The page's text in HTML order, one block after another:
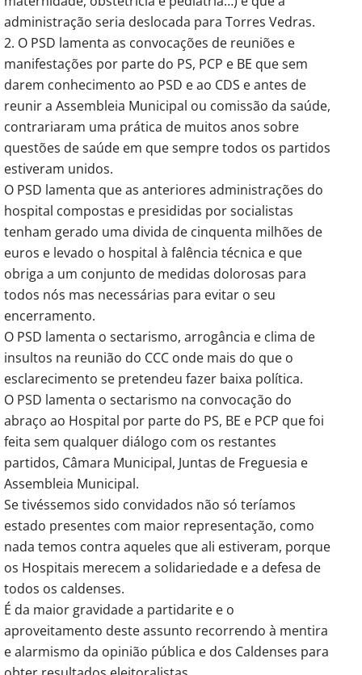
administração seria deslocada para Torres Vedras.
2. O PSD lamenta as convocações de reuniões e
manifestações por parte do PS, PCP e BE que sem
darem conhecimento ao PSD e ao CDS e antes de
reunir a Assembleia Municipal ou comissão da saúde,
contrariaram uma prática de muitos anos sobre
questões de saúde em que sempre todos os partidos
estiveram unidos.
O PSD lamenta que as anteriores administrações do
hospital compostas e presididas por socialistas
tenham gerado uma divida de cinquenta milhões de
euros e levado o hospital à falência técnica e que
obriga a um conjunto de medidas dolorosas para
todos nós mas necessárias para evitar o seu
encerramento.
O PSD lamenta o sectarismo, arrogância e clima de
insultos na reunião do CCC onde mais do que o
esclarecimento se pretendeu fazer baixa política.
O PSD lamenta o sectarismo na convocação do
abraço ao Hospital por parte do PS, BE e PCP que foi
feita sem qualquer diálogo com os restantes
partidos, Câmara Municipal, Juntas de Freguesia e
Assembleia Municipal.
Se tivéssemos sido convidados não só teríamos
estado presentes com maior representação, como
nada temos contra aqueles que ali estiveram, porque
os Hospitais merecem a solidariedade e a defesa de
todos os caldenses.
É da maior gravidade a partidarite e o
aproveitamento deste assunto recorrendo à mentira
e alarmismo da opinião pública e dos Caldenses para